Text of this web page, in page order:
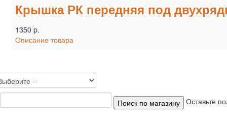
Крышка РК передняя под
1350 p.
Описание товара
Оставьте